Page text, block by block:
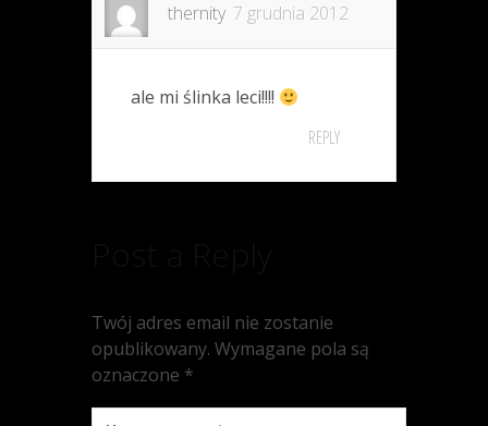
thernity 7 grudnia 2012
ale mi ślinka leci!!!!
REPLY
Twój adres email nie zostanie
opublikowany. Wymagane pola są
oznaczone *